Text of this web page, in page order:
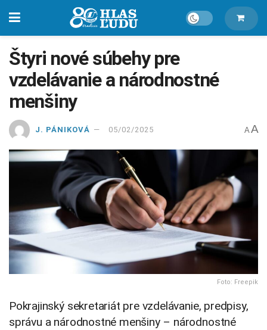
Štyri nové súbehy pre
vzdelávanie a národnostné
menšiny
J. PÁNIKOVÁ 05/02/2025 A A
Foto: Freepik
Pokrajinský sekretariát pre vzdelávanie, predpisy,
správu a národnostné menšiny – národnostné